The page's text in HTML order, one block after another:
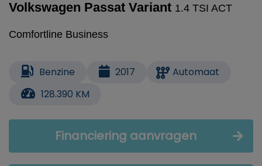
Volkswagen Passat Variant 1.4 TSI ACT
Comfortline Business
Benzine 2017
Automaat
128.390 KM
Financiering aanvragen